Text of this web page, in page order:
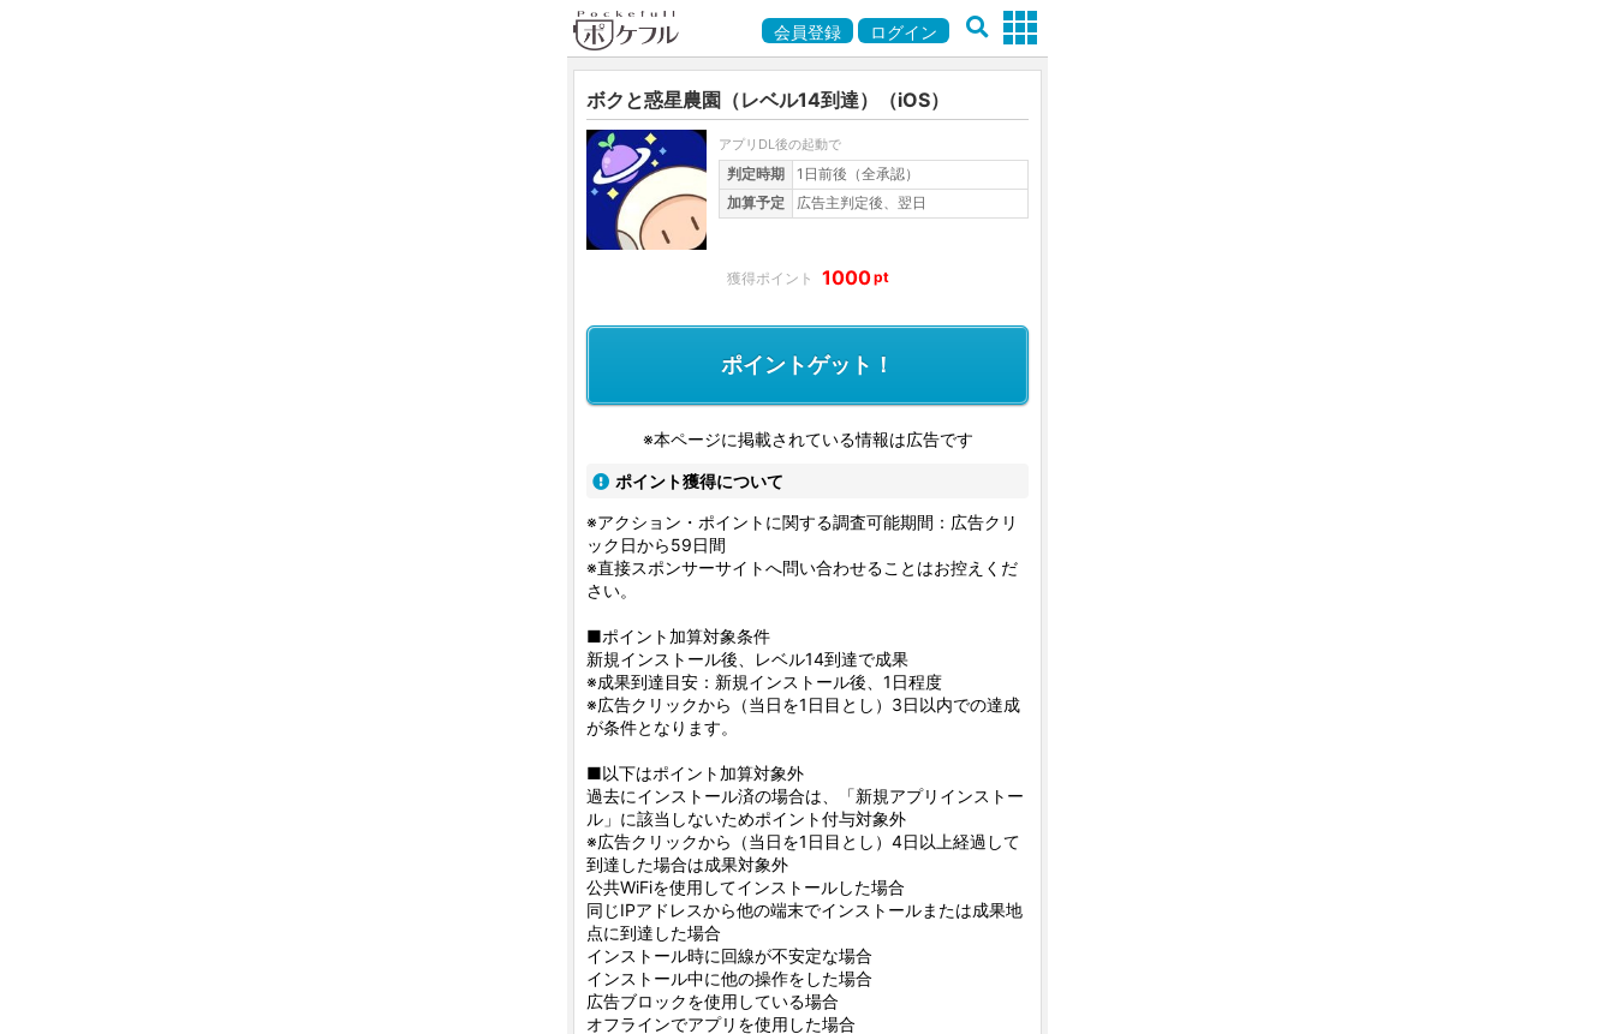
会員登録 ログイン
ボクと惑星農園（レベル14到達）（iOS）
アプリDL後の起動で
判定時期
1日前後（全承認）
加算予定
広告主判定後、翌日
1000pt
ポイントゲット！
※本ページに掲載されている情報は広告です
ポイント獲得について
※アクション・ポイントに関する調査可能期間：広告クリ
ック日から59日間
※直接スポンサーサイトへ問い合わせることはお控えくだ
さい。
■ポイント加算対象条件
新規インストール後、レベル14到達で成果
※成果到達目安：新規インストール後、1日程度
※広告クリックから（当日を1日目とし）3日以内での達成
が条件となります。
■以下はポイント加算対象外
過去にインストール済の場合は、「新規アプリインストー
ル」に該当しないためポイント付与対象外
※広告クリックから（当日を1日目とし）4日以上経過して
到達した場合は成果対象外
公共WiFiを使用してインストールした場合
同じIPアドレスから他の端末でインストールまたは成果地
点に到達した場合
インストール時に回線が不安定な場合
インストール中に他の操作をした場合
広告ブロックを使用している場合
オフラインでアプリを使用した場合